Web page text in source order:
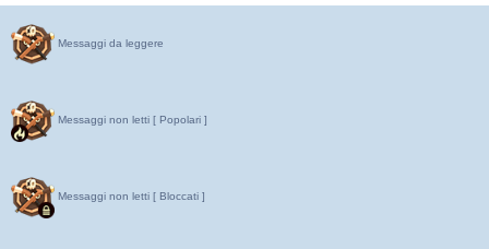
Messaggi da leggere
Messaggi non letti [ Popolari ]
Messaggi non letti [ Bloccati ]